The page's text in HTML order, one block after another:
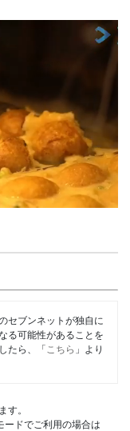
セブンネットが独自に
る可能性があることを
たら、「 こちら 」より
す。
ードでご利用の場合は